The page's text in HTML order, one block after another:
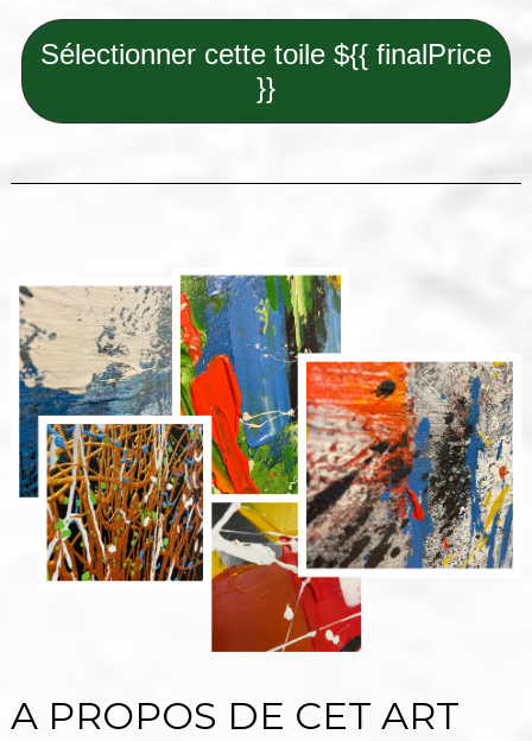
Sélectionner cette toile ${{ finalPrice
}}
A PROPOS DE CET ART